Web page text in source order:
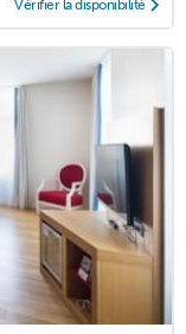
Vérifier la disponibilité